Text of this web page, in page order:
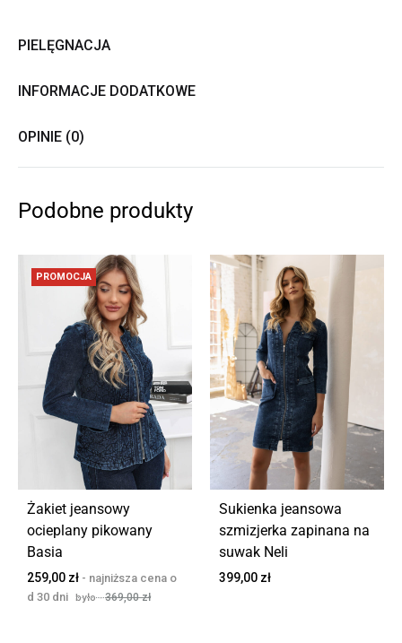
PIELĘGNACJA
INFORMACJE DODATKOWE
OPINIE (0)
Podobne produkty
PROMOCJA
Żakiet jeansowy
ocieplany pikowany
Basia
259,00 zł
369,00zł
Sukienka jeansowa
szmizjerka zapinana na
suwak Neli
399,00 zł